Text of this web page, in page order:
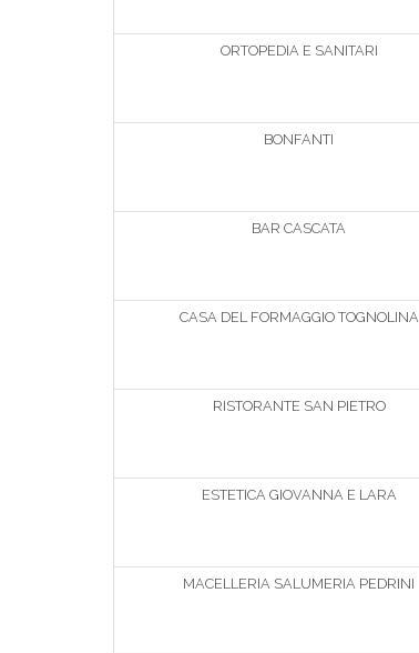
ORTOPEDIA E SANITARI
BONFANTI
BAR CASCATA
CASA DEL FORMAGGIO TOGNOLINA
RISTORANTE SAN PIETRO
ESTETICA GIOVANNA E LARA
MACELLERIA SALUMERIA PEDRINI